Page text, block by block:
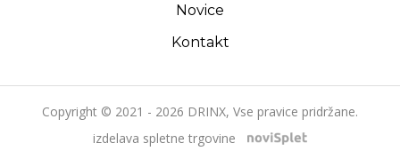
Novice
Kontakt
Copyright © 2021 - 2026 DRINX, Vse pravice pridržane.
izdelava spletne trgovine